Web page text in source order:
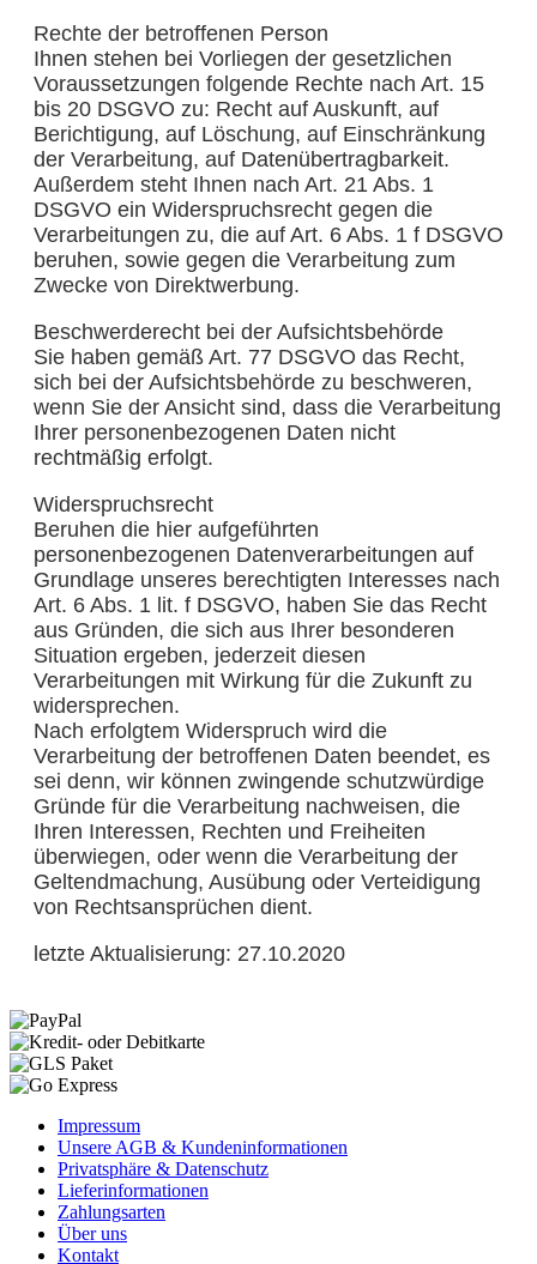
Rechte der betroffenen Person
Ihnen stehen bei Vorliegen der gesetzlichen
Voraussetzungen folgende Rechte nach Art. 15
bis 20 DSGVO zu: Recht auf Auskunft, auf
Berichtigung, auf Löschung, auf Einschränkung
der Verarbeitung, auf Datenübertragbarkeit.
Außerdem steht Ihnen nach Art. 21 Abs. 1
DSGVO ein Widerspruchsrecht gegen die
Verarbeitungen zu, die auf Art. 6 Abs. 1 f DSGVO
beruhen, sowie gegen die Verarbeitung zum
Zwecke von Direktwerbung.
Beschwerderecht bei der Aufsichtsbehörde
Sie haben gemäß Art. 77 DSGVO das Recht,
sich bei der Aufsichtsbehörde zu beschweren,
wenn Sie der Ansicht sind, dass die Verarbeitung
Ihrer personenbezogenen Daten nicht
rechtmäßig erfolgt.
Widerspruchsrecht
Beruhen die hier aufgeführten
personenbezogenen Datenverarbeitungen auf
Grundlage unseres berechtigten Interesses nach
Art. 6 Abs. 1 lit. f DSGVO, haben Sie das Recht
aus Gründen, die sich aus Ihrer besonderen
Situation ergeben, jederzeit diesen
Verarbeitungen mit Wirkung für die Zukunft zu
widersprechen.
Nach erfolgtem Widerspruch wird die
Verarbeitung der betroffenen Daten beendet, es
sei denn, wir können zwingende schutzwürdige
Gründe für die Verarbeitung nachweisen, die
Ihren Interessen, Rechten und Freiheiten
überwiegen, oder wenn die Verarbeitung der
Geltendmachung, Ausübung oder Verteidigung
von Rechtsansprüchen dient.
letzte Aktualisierung: 27.10.2020
Impressum
Unsere AGB & Kundeninformationen
Privatsphäre & Datenschutz
Lieferinformationen
Zahlungsarten
Über uns
Kontakt